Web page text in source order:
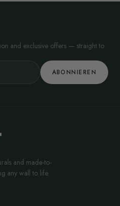
and exclusive offers — straight to
ABONNIEREN
and made-to-
any wall to life.